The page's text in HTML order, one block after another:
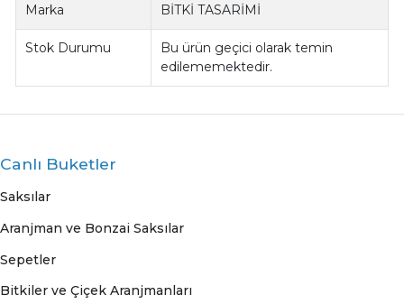
Marka BİTKİ TASARİMİ
Stok Durumu
Bu ürün geçici olarak temin
edilememektedir.
Canlı Buketler
Saksılar
Aranjman ve Bonzai Saksılar
Sepetler
Bitkiler ve Çiçek Aranjmanları